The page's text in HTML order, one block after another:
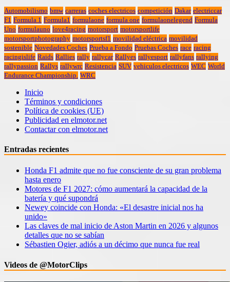
Automobilismo bmw carreras coches electricos competición Dakar electriccar
F1 Formula 1 Formula1 formulaone formula one formulaonelegend Formula
Uno formulauno love4racing motorsport motorsportlife
motorsportphotography motorsportsf1 movilidad eléctrica movilidad
sostenible Novedades Coches Prueba a Fondo Pruebas Coches race racing
racingislife Raids Rallies rally rallycar Rallyes rallyesport rallyfans rallying
rallypassion Rallys rallywrc Resistencia SUV vehiculos electricos WEC World
Endurance Championship. WRC
Inicio
Términos y condiciones
Política de cookies (UE)
Publicidad en elmotor.net
Contactar con elmotor.net
Entradas recientes
Honda F1 admite que no fue consciente de su gran problema
hasta enero
Motores de F1 2027: cómo aumentará la capacidad de la
batería y qué supondrá
Newey coincide con Honda: «El desastre inicial nos ha
unido»
Las claves de mal inicio de Aston Martin en 2026 y algunos
detalles que no se sabían
Sébastien Ogier, adiós a un décimo que nunca fue real
Videos de @MotorClips